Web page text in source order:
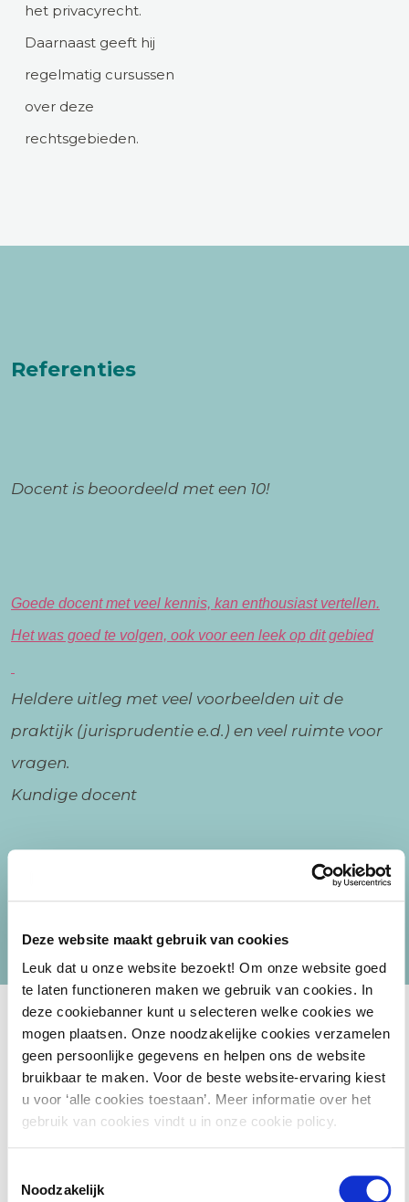
Deze website maakt gebruik van cookies
Leuk dat u onze website bezoekt! Om onze website goed
te laten functioneren maken we gebruik van cookies. In
deze cookiebanner kunt u selecteren welke cookies we
mogen plaatsen. Onze noodzakelijke cookies verzamelen
geen persoonlijke gegevens en helpen ons de website
bruikbaar te maken. Voor de beste website-ervaring kiest
u voor ‘alle cookies toestaan’. Meer informatie over het
gebruik van cookies vindt u in onze cookie policy.
Noodzakelijk
het privacyrecht.
Daarnaast geeft hij
regelmatig cursussen
over deze
rechtsgebieden.
Referenties
Docent is beoordeeld met een 10!
Goede docent met veel kennis, kan enthousiast vertellen.
Het was goed te volgen, ook voor een leek op dit gebied
Heldere uitleg met veel voorbeelden uit de
praktijk (jurisprudentie e.d.) en veel ruimte voor
vragen.
Kundige docent
Materiaal
materiaal